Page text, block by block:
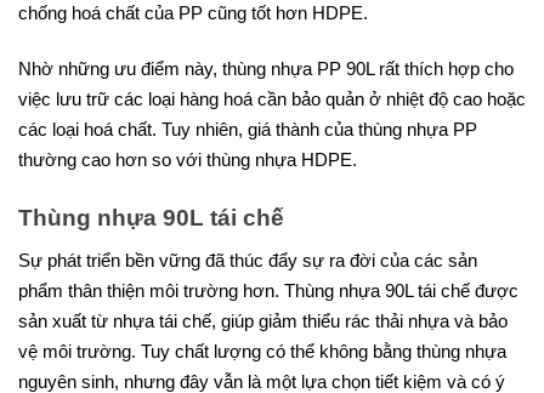
chống hoá chất của PP cũng tốt hơn HDPE.
Nhờ những ưu điểm này, thùng nhựa PP 90L rất thích hợp cho
việc lưu trữ các loại hàng hoá cần bảo quản ở nhiệt độ cao hoặc
các loại hoá chất. Tuy nhiên, giá thành của thùng nhựa PP
thường cao hơn so với thùng nhựa HDPE.
Thùng nhựa 90L tái chế
Sự phát triển bền vững đã thúc đẩy sự ra đời của các sản
phẩm thân thiện môi trường hơn. Thùng nhựa 90L tái chế được
sản xuất từ nhựa tái chế, giúp giảm thiểu rác thải nhựa và bảo
vệ môi trường. Tuy chất lượng có thể không bằng thùng nhựa
nguyên sinh, nhưng đây vẫn là một lựa chọn tiết kiệm và có ý